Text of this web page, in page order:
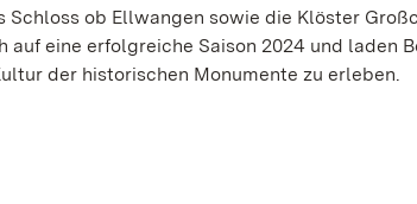
Schloss ob Ellwangen sowie die Klöster
auf eine erfolgreiche Saison 2024 und laden
der historischen Monumente zu erleben.